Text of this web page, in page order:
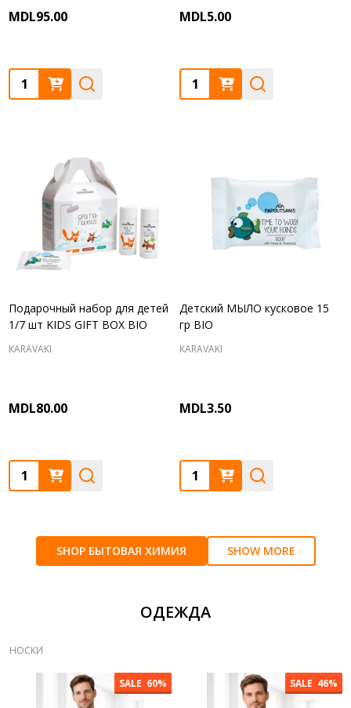
MDL95.00
Quantity:
MDL5.00
Quantity:
Подарочный набор для детей
1/7 шт KIDS GIFT BOX BIO
KARAVAKI
MDL80.00
Quantity:
Детский МЫЛО кусковое 15
гр BIO
KARAVAKI
MDL3.50
Quantity:
SHOP БЫТОВАЯ ХИМИЯ SHOW MORE
ОДЕЖДА
НОСКИ
SALE 60% SALE 46%